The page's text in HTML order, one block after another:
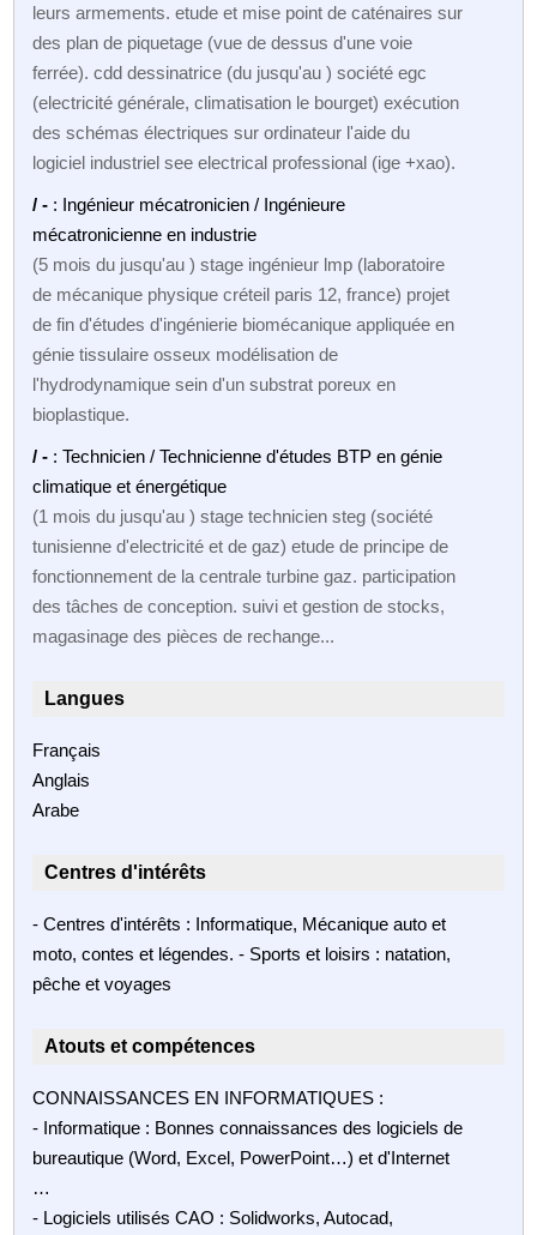
leurs armements. etude et mise point de caténaires sur
des plan de piquetage (vue de dessus d'une voie
ferrée). cdd dessinatrice (du jusqu'au ) société egc
(electricité générale, climatisation le bourget) exécution
des schémas électriques sur ordinateur l'aide du
logiciel industriel see electrical professional (ige +xao).
/ - : Ingénieur mécatronicien / Ingénieure
mécatronicienne en industrie
(5 mois du jusqu'au ) stage ingénieur lmp (laboratoire
de mécanique physique créteil paris 12, france) projet
de fin d'études d'ingénierie biomécanique appliquée en
génie tissulaire osseux modélisation de
l'hydrodynamique sein d'un substrat poreux en
bioplastique.
/ - : Technicien / Technicienne d'études BTP en génie
climatique et énergétique
(1 mois du jusqu'au ) stage technicien steg (société
tunisienne d'electricité et de gaz) etude de principe de
fonctionnement de la centrale turbine gaz. participation
des tâches de conception. suivi et gestion de stocks,
magasinage des pièces de rechange...
Langues
Français
Anglais
Arabe
Centres d'intérêts
- Centres d'intérêts : Informatique, Mécanique auto et
moto, contes et légendes. - Sports et loisirs : natation,
pêche et voyages
Atouts et compétences
CONNAISSANCES EN INFORMATIQUES :
- Informatique : Bonnes connaissances des logiciels de
bureautique (Word, Excel, PowerPoint…) et d'Internet
…
- Logiciels utilisés CAO : Solidworks, Autocad,